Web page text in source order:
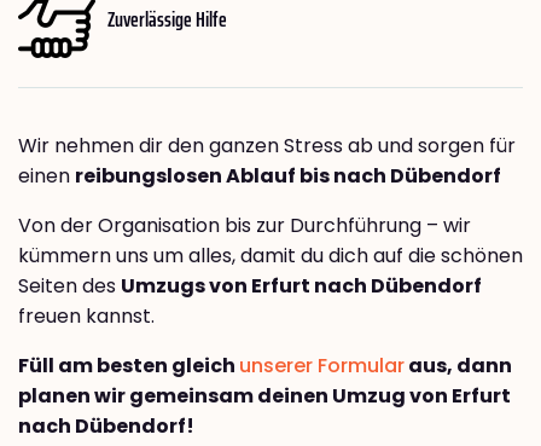
Zuverlässige Hilfe
Wir nehmen dir den ganzen Stress ab und sorgen für
einen reibungslosen Ablauf bis nach Dübendorf
Von der Organisation bis zur Durchführung – wir
kümmern uns um alles, damit du dich auf die schönen
Seiten des Umzugs von Erfurt nach Dübendorf
freuen kannst.
Füll am besten gleich unserer Formularaus, dann
planen wir gemeinsam deinen Umzug von Erfurt
nach Dübendorf!